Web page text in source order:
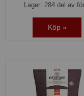
Lager: 284 del av
Köp »